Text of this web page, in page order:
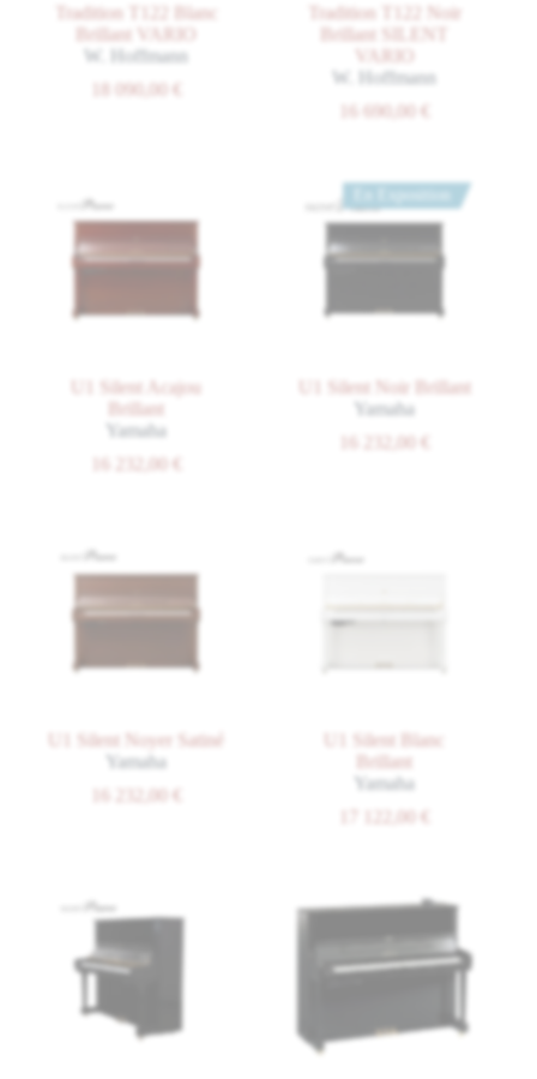
Tradition T122 Blanc
Brillant VARIO
W. Hoffmann
18 090,00 €
Tradition T122 Noir
Brillant SILENT
W. Hoffmann
16 690,00 €
U1 Silent Acajou
Brillant
Yamaha
16 232,00 €
U1 Silent Noir Brillant
Yamaha
16 232,00 €
U1 Silent Noyer Satiné
Yamaha
16 232,00 €
U1 Silent Blanc
Brillant
Yamaha
17 122,00 €